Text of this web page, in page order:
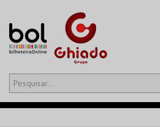
Olá,iniciar sessão